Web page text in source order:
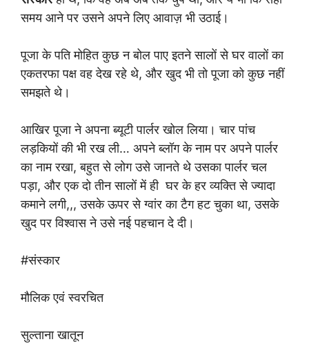
समय आने पर उसने अपने लिए आवाज़ भी उठाई।
पूजा के पति मोहित कुछ न बोल पाए इतने सालों से घर वालों का
एकतरफा पक्ष वह देख रहे थे, और खुद भी तो पूजा को कुछ नहीं
समझते थे।
आखिर पूजा ने अपना ब्यूटी पार्लर खोल लिया। चार पांच
लड़कियों की भी रख ली… अपने ब्लॉग के नाम पर अपने पार्लर
का नाम रखा, बहुत से लोग उसे जानते थे उसका पार्लर चल
पड़ा, और एक दो तीन सालों में ही घर के हर व्यक्ति से ज्यादा
कमाने लगी,,, उसके ऊपर से ग्वांर का टैग हट चुका था, उसके
खुद पर विश्वास ने उसे नई पहचान दे दी।
#संस्कार
मौलिक एवं स्वरचित
सुल्ताना खातून